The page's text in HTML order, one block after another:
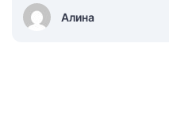
Алина